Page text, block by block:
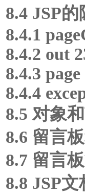
8.4 JSP
8.4.1
8.4.2 out
8.4.3 page
8.4.4
8.5 对象
8.6 留言
8.7 留言
8.8 JSP文